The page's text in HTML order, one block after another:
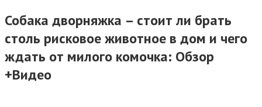
Собака дворняжка – стоит ли брать
столь рисковое животное в дом и чего
ждать от милого комочка: Обзор
+Видео